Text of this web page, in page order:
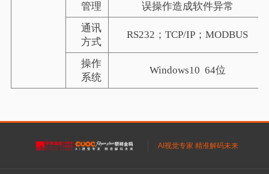
管理
误操作造成软件异常
通讯
方式
RS232 ；TCP/IP ；MODBUS
操作
系统
Windows10 64位
AI视觉专家 精准解码未来